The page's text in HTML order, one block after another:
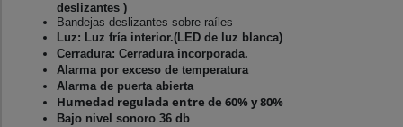
deslizantes )
Bandejas deslizantes sobre raíles
Luz: Luz fría interior.(LED de luz blanca)
Cerradura: Cerradura incorporada.
Alarma por exceso de temperatura
Alarma de puerta abierta
Humedad regulada entre de 60% y 80%
Bajo nivel sonoro 36 db